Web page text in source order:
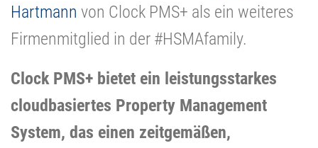
Hartmann von Clock PMS+ als ein weiteres
Firmenmitglied in der #HSMAfamily.
Clock PMS+ bietet ein leistungsstarkes
cloudbasiertes Property Management
System, das einen zeitgemäßen,